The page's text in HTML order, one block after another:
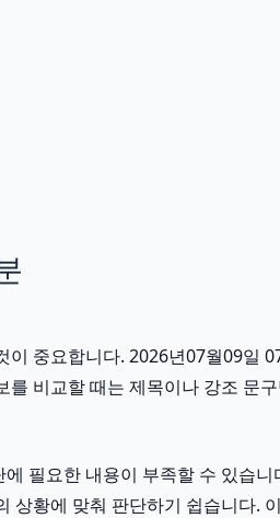
중요합니다. 2026년07월09일
비교할 때는 제목이나 강조 문
필요한 내용이 부족할 수 있습
황에 맞춰 판단하기 쉽습니다.